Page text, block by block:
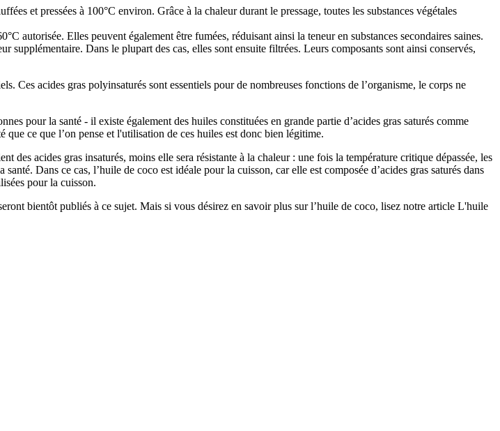
et pressées à 100°C environ. Grâce à la chaleur durant le pressage, toutes les substances végétales
autorisée. Elles peuvent également être fumées, réduisant ainsi la teneur en substances secondaires saines.
supplémentaire. Dans le plupart des cas, elles sont ensuite filtrées. Leurs composants sont ainsi conservés,
Ces acides gras polyinsaturés sont essentiels pour de nombreuses fonctions de l’organisme, le corps ne
pour la santé - il existe également des huiles constituées en grande partie d’acides gras saturés comme
ce que l’on pense et l'utilisation de ces huiles est donc bien légitime.
des acides gras insaturés, moins elle sera résistante à la chaleur : une fois la température critique dépassée, les
Dans ce cas, l’huile de coco est idéale pour la cuisson, car elle est composée d’acides gras saturés dans
pour la cuisson.
bientôt publiés à ce sujet. Mais si vous désirez en savoir plus sur l’huile de coco, lisez notre article L'huile